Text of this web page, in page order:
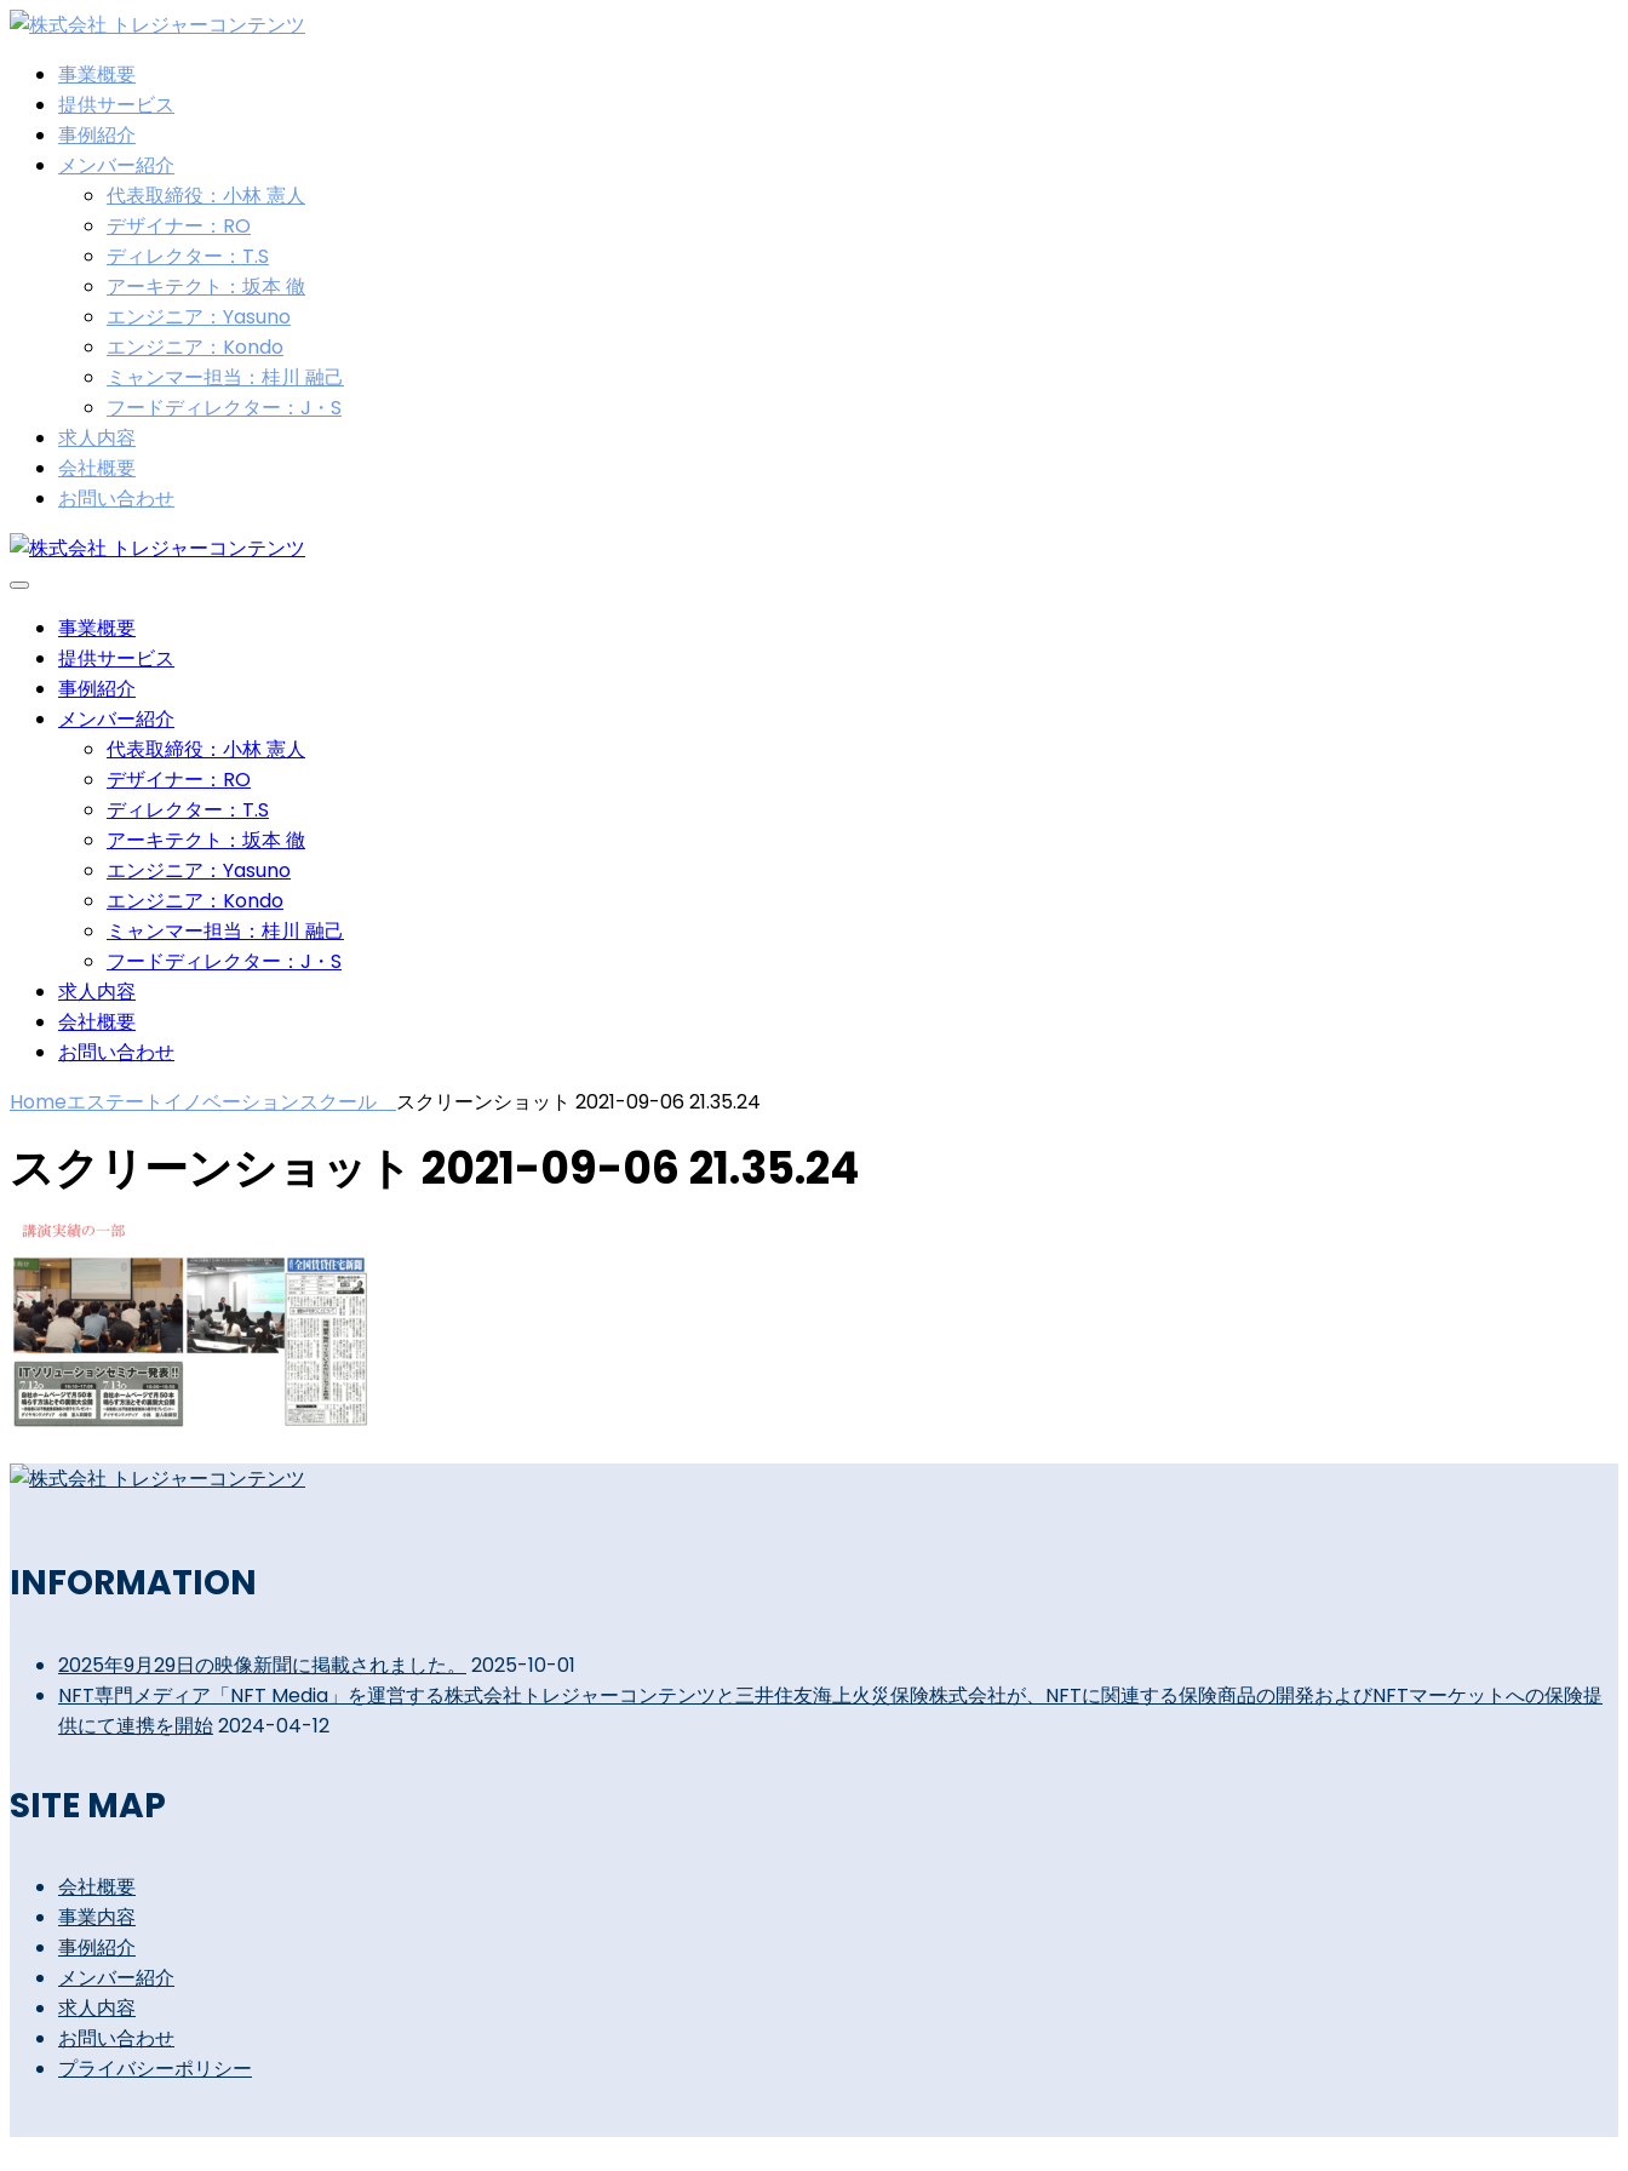
事業概要
提供サービス
事例紹介
メンバー紹介
代表取締役：小林 憲人
デザイナー：RO
ディレクター：T.S
アーキテクト：坂本 徹
エンジニア：Yasuno
エンジニア：Kondo
ミャンマー担当：桂川 融己
フードディレクター：J・S
求人内容
会社概要
お問い合わせ
事業概要
提供サービス
事例紹介
メンバー紹介
代表取締役：小林 憲人
デザイナー：RO
ディレクター：T.S
アーキテクト：坂本 徹
エンジニア：Yasuno
エンジニア：Kondo
ミャンマー担当：桂川 融己
フードディレクター：J・S
求人内容
会社概要
お問い合わせ
Homeエステートイノベーションスクール スクリーンショット 2021-09-06 21.35.24
スクリーンショット 2021-09-06 21.35.24
INFORMATION
2025年9月29日の映像新聞に掲載されました。
2025-10-01
NFT専門メディア「NFT Media」を運営する株式会社トレジャーコンテンツと三井住友海上火災保険株式会社が、NFTに関連する保険商品の開発およびNFTマーケットへの保険提
供にて連携を開始2024-04-12
SITE MAP
会社概要
事業内容
事例紹介
メンバー紹介
求人内容
お問い合わせ
プライバシーポリシー